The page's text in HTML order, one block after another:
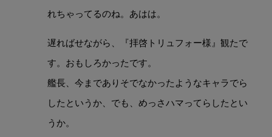
れちゃってるのね。あはは。
遅ればせながら、『拝啓トリュフォー様』観たで
す。おもしろかったです。
艦長、今までありそでなかったようなキャラでら
したというか、でも、めっさハマってらしたとい
うか。